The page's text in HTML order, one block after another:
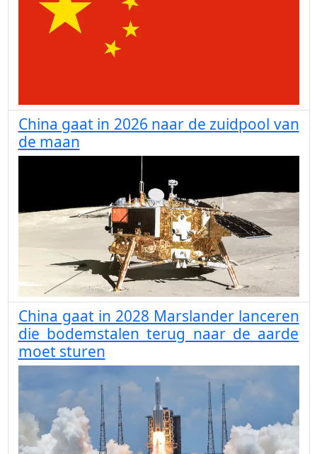
China gaat in 2026 naar de zuidpool van
de maan
China gaat in 2028 Marslander lanceren
die bodemstalen terug naar de aarde
moet sturen